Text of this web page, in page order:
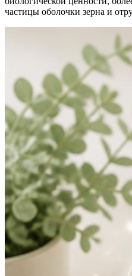
частицы оболочки зерна и